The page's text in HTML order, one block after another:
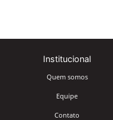
Institucional
Quem somos
Equipe
Contato